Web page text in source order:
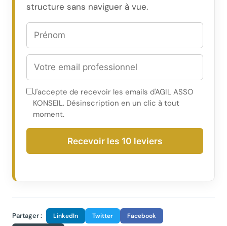
structure sans naviguer à vue.
J'accepte de recevoir les emails d'AGIL ASSO
KONSEIL. Désinscription en un clic à tout
moment.
Recevoir les 10 leviers
Partager : LinkedIn Twitter
Facebook